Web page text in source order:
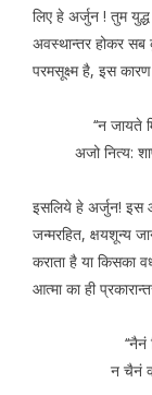
लिए हे अर्जुन ! तुम
अवस्थान्तर होकर सब
परमसूक्ष्म है, इस
‘‘न जायते
अजो नित्य:
इसलिये हे अर्जुन! इस
जन्मरहित, क्षयशून्य
कराता है या किसका
आत्मा का ही
न चैनं